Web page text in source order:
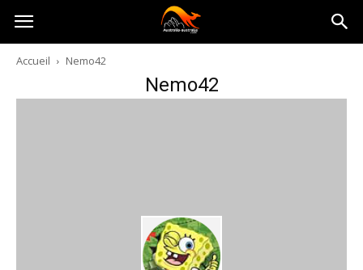
Australia-
australie.com
Accueil Nemo42
Nemo42